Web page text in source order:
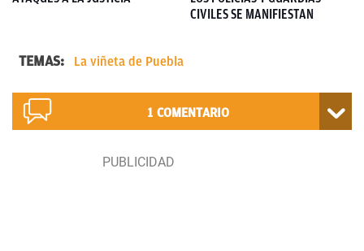
CIVILES SE MANIFIESTAN
TEMAS: La viñeta de Puebla
1 COMENTARIO